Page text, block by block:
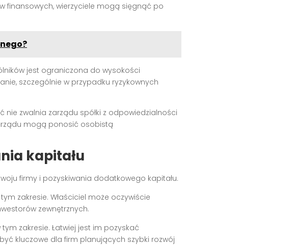
finansowych, wierzyciele mogą sięgnąć po
jest ograniczona do wysokości
szczególnie w przypadku ryzykownych
zwalnia zarządu spółki z odpowiedzialności
mogą ponosić osobistą
kapitału
firmy i pozyskiwania dodatkowego kapitału.
zakresie. Właściciel może oczywiście
zewnętrznych.
zakresie. Łatwiej jest im pozyskać
kluczowe dla firm planujących szybki rozwój